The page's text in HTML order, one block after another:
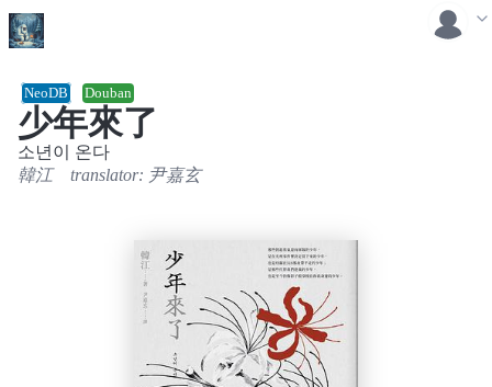
少年來了
NeoDB Douban
소년이 온다
韓江
translator: 尹嘉玄